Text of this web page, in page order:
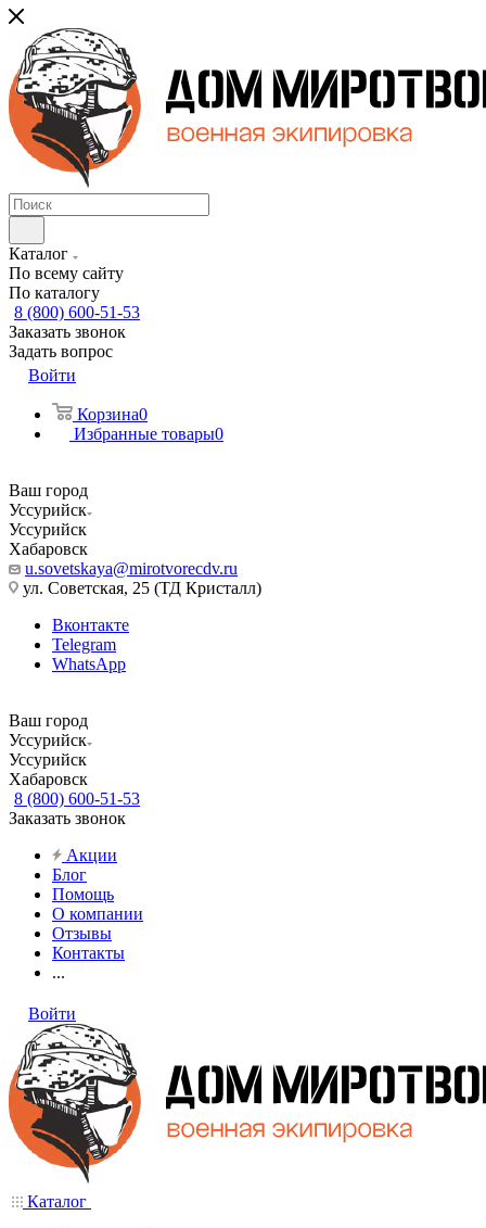
Каталог
По всему сайту
По каталогу
8 (800) 600-51-53
Заказать звонок
Задать вопрос
Войти
Корзина0
Избранные товары0
Ваш город
Уссурийск
Уссурийск
Хабаровск
u.sovetskaya@mirotvorecdv.ru
ул. Советская, 25 (ТД Кристалл)
Вконтакте
Telegram
WhatsApp
Ваш город
Уссурийск
Уссурийск
Хабаровск
8 (800) 600-51-53
Заказать звонок
Акции
Блог
Помощь
О компании
Отзывы
Контакты
...
Войти
Каталог